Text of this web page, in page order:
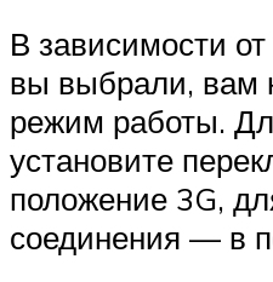
В зависимости от
вы выбрали, вам
режим работы.
установите
положение 3G,
соединения — в